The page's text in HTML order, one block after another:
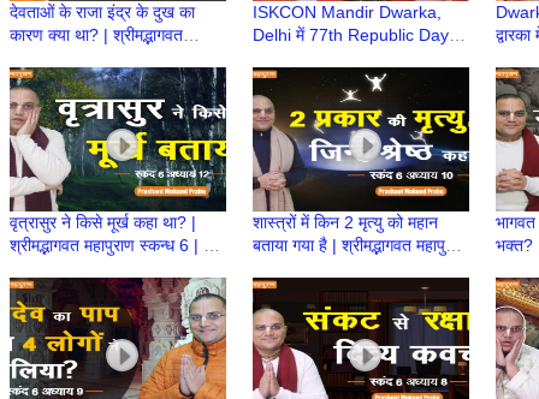
देवताओं के राजा इंद्र के दुख का
कारण क्या था? | श्रीमद्भागवत
ISKCON Mandir Dwarka,
Delhi में 77th Republic Day
Proud to be a Bharatiya
in
वृत्रासुर ने किसे मूर्ख कहा था? |
श्रीमद्भागवत महापुराण स्कन्ध 6 | BP
Prabhu
शास्त्रों में किन 2 मृत्यु को महान
बताया गया है | श्रीमद्भागवत महापुराण
Mukund Prabhu
भक्त? |